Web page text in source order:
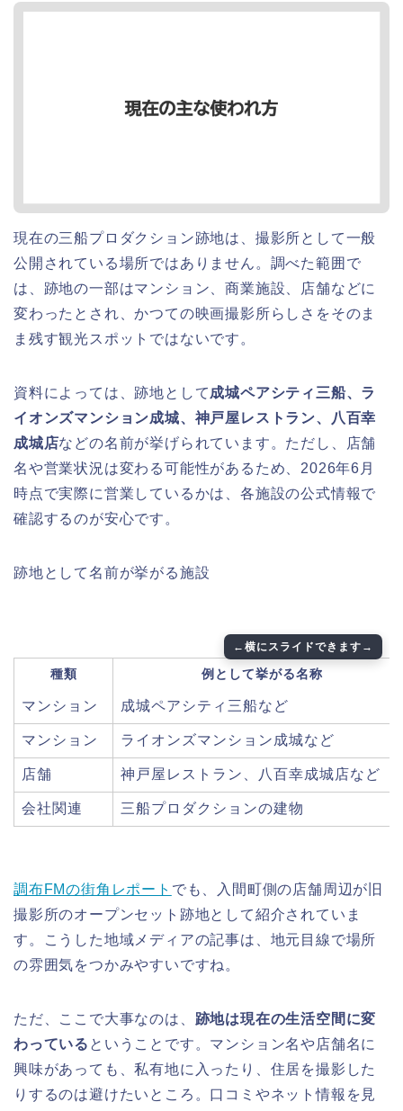
現在の三船プロダクション跡地は、撮影所として一般
公開されている場所ではありません。調べた範囲で
は、跡地の一部はマンション、商業施設、店舗などに
変わったとされ、かつての映画撮影所らしさをそのま
ま残す観光スポットではないです。
資料によっては、跡地として成城ペアシティ三船、ラ
イオンズマンション成城、神戸屋レストラン、八百幸
成城店などの名前が挙げられています。ただし、店舗
名や営業状況は変わる可能性があるため、2026年6月
時点で実際に営業しているかは、各施設の公式情報で
確認するのが安心です。
跡地として名前が挙がる施設
種類 例として挙がる名称
マンション 成城ペアシティ三船など
マンション ライオンズマンション成城など
店舗 神戸屋レストラン、八百幸成城店など
会社関連 三船プロダクションの建物
調布FMの街角レポート でも、入間町側の店舗周辺が旧
撮影所のオープンセット跡地として紹介されていま
す。こうした地域メディアの記事は、地元目線で場所
の雰囲気をつかみやすいですね。
ただ、ここで大事なのは、 跡地は現在の生活空間に変
わっている ということです。マンション名や店舗名に
興味があっても、私有地に入ったり、住居を撮影した
りするのは避けたいところ。口コミやネット情報を見